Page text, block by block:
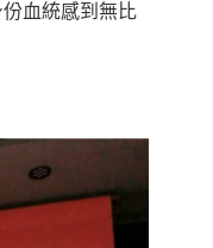
血統感到無比